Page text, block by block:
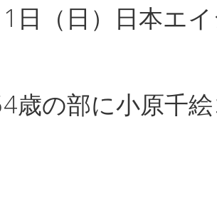
（日）日本エ
歳の部に小原千